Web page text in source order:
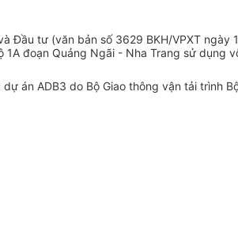
Đầu tư (văn bản số 3629 BKH/VPXT
đoạn Quảng Ngãi - Nha Trang sử dụng
án ADB3 do Bộ Giao thông vận tải trình